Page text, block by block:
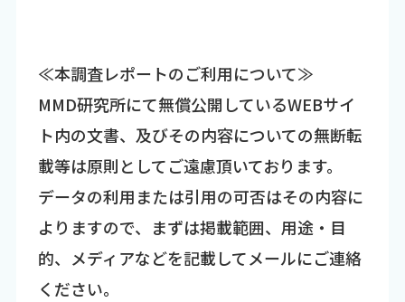
≪本調査レポートのご利用について≫
MMD研究所にて無償公開しているWEBサイ
ト内の文書、及びその内容についての無断転
載等は原則としてご遠慮頂いております。
データの利用または引用の可否はその内容に
よりますので、まずは掲載範囲、用途・目
的、メディアなどを記載してメールにご連絡
ください。